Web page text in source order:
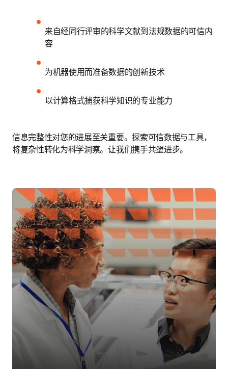
来自经同行评审的科学文献到法规数据的可信内
容
为机器使用而准备数据的创新技术
以计算格式捕获科学知识的专业能力
信息完整性对您的进展至关重要。探索可信数据与工具，
将复杂性转化为科学洞察。让我们携手共塑进步。